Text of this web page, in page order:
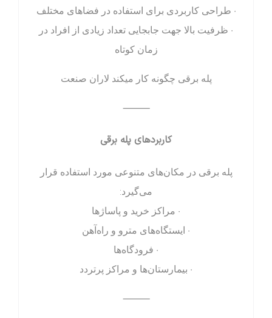
• طراحی کاربردی برای استفاده در فضاهای مختلف
• ظرفیت بالا جهت جابجایی تعداد زیادی از افراد در
زمان کوتاه
پله برقی چگونه کار میکند لاران صنعت
⸻
کاربردهای پله برقی
پله برقی در مکان‌های متنوعی مورد استفاده قرار
می‌گیرد:
• مراکز خرید و پاساژها
• ایستگاه‌های مترو و راه‌آهن
• فرودگاه‌ها
• بیمارستان‌ها و مراکز پرتردد
⸻